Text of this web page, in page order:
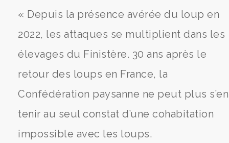
« Depuis la présence avérée du loup en
2022, les attaques se multiplient dans les
élevages du Finistère. 30 ans après le
retour des loups en France, la
Confédération paysanne ne peut plus s’en
tenir au seul constat d’une cohabitation
impossible avec les loups.